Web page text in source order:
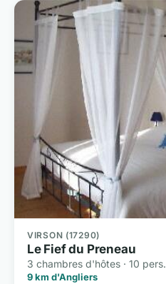
VIRSON (17290)
Le Fief du Preneau
3 chambres d'hôtes · 10 pers.
9 km d'Angliers